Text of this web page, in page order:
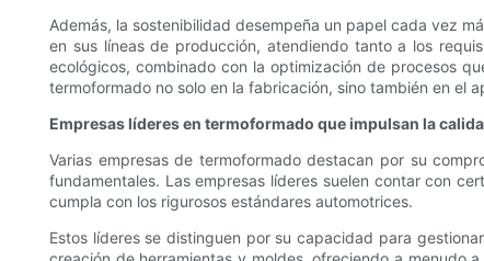
Además, la sostenibilidad desempeña un papel cada vez
en sus líneas de producción, atendiendo tanto a los
ecológicos, combinado con la optimización de procesos
termoformado no solo en la fabricación, sino también en el
Empresas líderes en termoformado que impulsan la
Varias empresas de termoformado destacan por su
fundamentales. Las empresas líderes suelen contar con
cumpla con los rigurosos estándares automotrices.
Estos líderes se distinguen por su capacidad para